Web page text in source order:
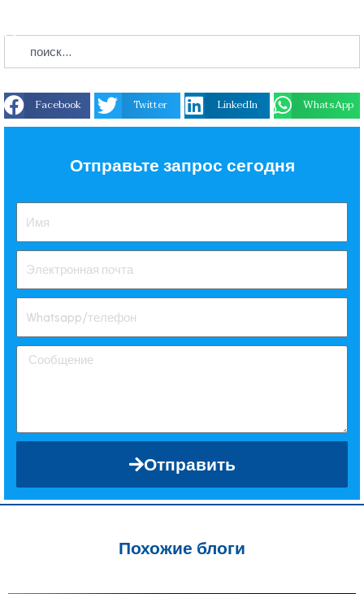
Facebook Twitter LinkedIn WhatsApp
Отправьте запрос сегодня
Отправить
Похожие блоги